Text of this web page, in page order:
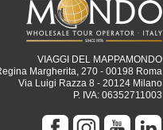
VIAGGI DEL MAPPAMONDO
Margherita, 270 - 00198 Roma
Via Luigi Razza 8 - 20124 Milano
P. IVA: 06352711003